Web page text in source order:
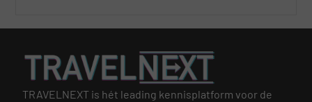
TRAVELNEXT is hét leading kennisplatform voor de